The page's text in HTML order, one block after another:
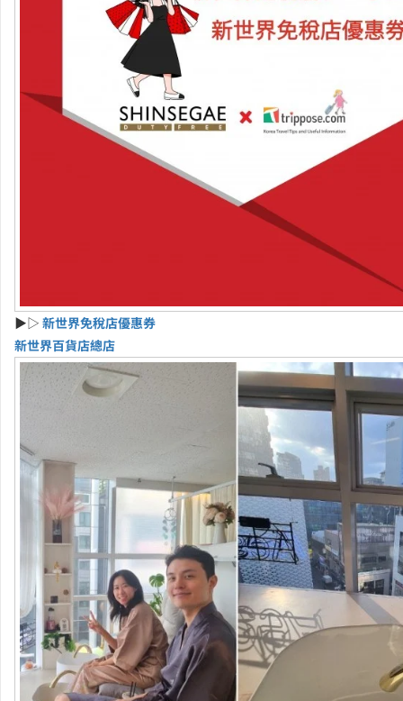
▶▷ 新世界免稅店優惠券
新世界百貨店總店